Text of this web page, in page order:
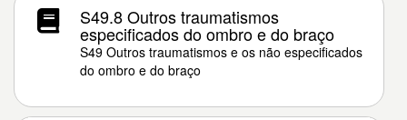
S49.8 Outros traumatismos
especificados do ombro e do braço
S49 Outros traumatismos e os não especificados
do ombro e do braço